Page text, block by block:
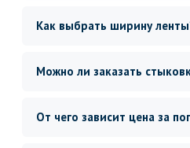
Как выбрать ширину
Можно ли заказать
От чего зависит цена за